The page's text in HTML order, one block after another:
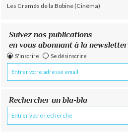
Les Cramés de la Bobine (Cinéma)
Suivez nos publications
en vous abonnant à la newsletter
S'inscrire Se désinscrire
Rechercher un bla-bla